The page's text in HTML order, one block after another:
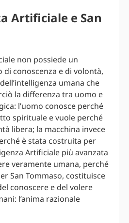
Artificiale e San
non possiede un
conoscenza e di volontà,
umana che
la differenza tra uomo e
l’uomo conosce perché
spirituale e vuole perché
libera; la macchina invece
è stata costruita per
Artificiale più avanzata
veramente umana, perché
San Tommaso, costituisce
conoscere e del volere
l’anima razionale